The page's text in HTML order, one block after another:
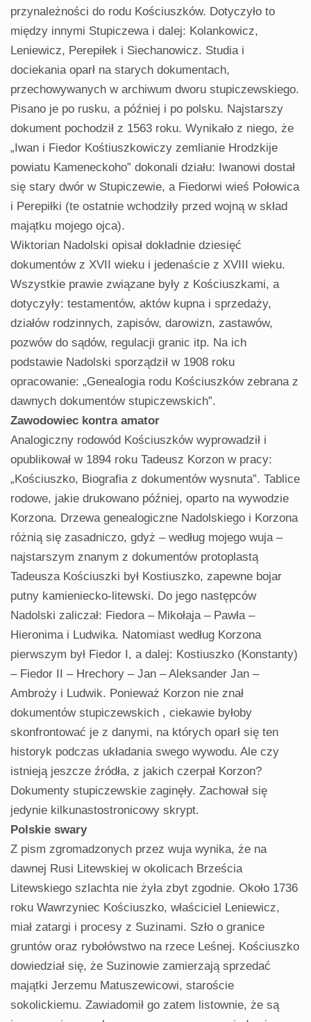
przynależności do rodu Kościuszków. Dotyczyło to
między innymi Stupiczewa i dalej: Kolankowicz,
Leniewicz, Perepiłek i Siechanowicz. Studia i
dociekania oparł na starych dokumentach,
przechowywanych w archiwum dworu stupiczewskiego.
Pisano je po rusku, a później i po polsku. Najstarszy
dokument pochodził z 1563 roku. Wynikało z niego, że
„Iwan i Fiedor Kośtiuszkowiczy zemlianie Hrodzkije
powiatu Kameneckoho” dokonali działu: Iwanowi dostał
się stary dwór w Stupiczewie, a Fiedorwi wieś Połowica
i Perepiłki (te ostatnie wchodziły przed wojną w skład
majątku mojego ojca).
Wiktorian Nadolski opisał dokładnie dziesięć
dokumentów z XVII wieku i jedenaście z XVIII wieku.
Wszystkie prawie związane były z Kościuszkami, a
dotyczyły: testamentów, aktów kupna i sprzedaży,
działów rodzinnych, zapisów, darowizn, zastawów,
pozwów do sądów, regulacji granic itp. Na ich
podstawie Nadolski sporządził w 1908 roku
opracowanie: „Genealogia rodu Kościuszków zebrana z
dawnych dokumentów stupiczewskich”.
Zawodowiec kontra amator
Analogiczny rodowód Kościuszków wyprowadził i
opublikował w 1894 roku Tadeusz Korzon w pracy:
„Kościuszko, Biografia z dokumentów wysnuta”. Tablice
rodowe, jakie drukowano później, oparto na wywodzie
Korzona. Drzewa genealogiczne Nadolskiego i Korzona
różnią się zasadniczo, gdyż – według mojego wuja –
najstarszym znanym z dokumentów protoplastą
Tadeusza Kościuszki był Kostiuszko, zapewne bojar
putny kamieniecko-litewski. Do jego następców
Nadolski zaliczał: Fiedora – Mikołaja – Pawła –
Hieronima i Ludwika. Natomiast według Korzona
pierwszym był Fiedor I, a dalej: Kostiuszko (Konstanty)
– Fiedor II – Hrechory – Jan – Aleksander Jan –
Ambroży i Ludwik. Ponieważ Korzon nie znał
dokumentów stupiczewskich , ciekawie byłoby
skonfrontować je z danymi, na których oparł się ten
historyk podczas układania swego wywodu. Ale czy
istnieją jeszcze źródła, z jakich czerpał Korzon?
Dokumenty stupiczewskie zaginęły. Zachował się
jedynie kilkunastostronicowy skrypt.
Polskie swary
Z pism zgromadzonych przez wuja wynika, że na
dawnej Rusi Litewskiej w okolicach Brześcia
Litewskiego szlachta nie żyła zbyt zgodnie. Około 1736
roku Wawrzyniec Kościuszko, właściciel Leniewicz,
miał zatargi i procesy z Suzinami. Szło o granice
gruntów oraz rybołówstwo na rzece Leśnej. Kościuszko
dowiedział się, że Suzinowie zamierzają sprzedać
majątki Jerzemu Matuszewicowi, staroście
sokolickiemu. Zawiadomił go zatem listownie, że są